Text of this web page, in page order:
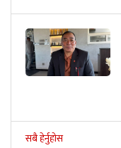
सबै हेर्नुहोस